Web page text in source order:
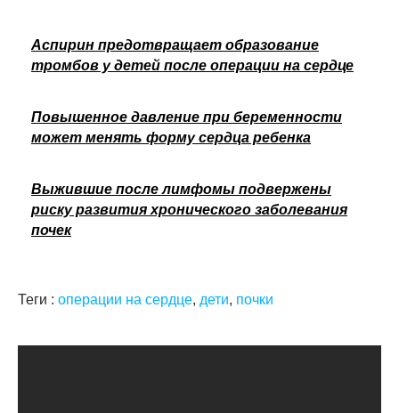
Аспирин предотвращает образование
тромбов у детей после операции на сердце
Повышенное давление при беременности
может менять форму сердца ребенка
Выжившие после лимфомы подвержены
риску развития хронического заболевания
почек
Теги : операции на сердце, дети, почки